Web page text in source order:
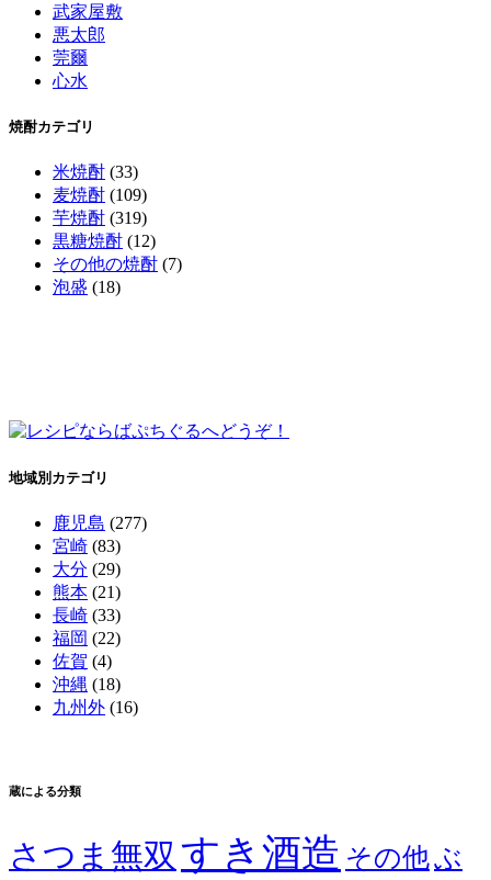
武家屋敷
悪太郎
莞爾
心水
焼酎カテゴリ
米焼酎 (33)
麦焼酎 (109)
芋焼酎 (319)
黒糖焼酎 (12)
その他の焼酎 (7)
泡盛 (18)
地域別カテゴリ
鹿児島 (277)
宮崎 (83)
大分 (29)
熊本 (21)
長崎 (33)
福岡 (22)
佐賀 (4)
沖縄 (18)
九州外 (16)
蔵による分類
さつま無双 すき酒造 その他ぶ